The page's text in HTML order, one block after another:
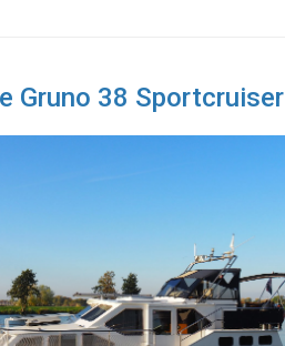
Gruno 38 Sportcruiser